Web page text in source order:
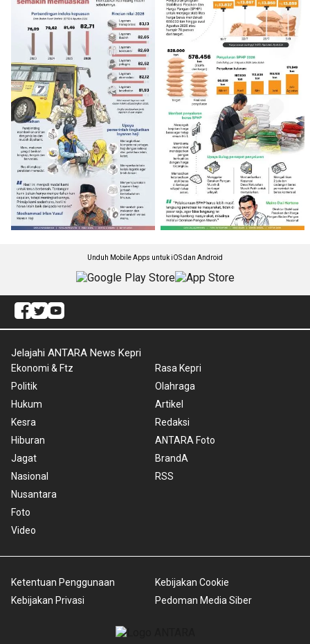
Unduh Mobile Apps untuk iOS dan Android
Jelajahi ANTARA News Kepri
Ekonomi & Ftz
Politik
Hukum
Kesra
Hiburan
Jagat
Nasional
Nusantara
Foto
Video
Rasa Kepri
Olahraga
Artikel
Redaksi
ANTARA Foto
BrandA
RSS
Ketentuan Penggunaan
Kebijakan Privasi
Kebijakan Cookie
Pedoman Media Siber